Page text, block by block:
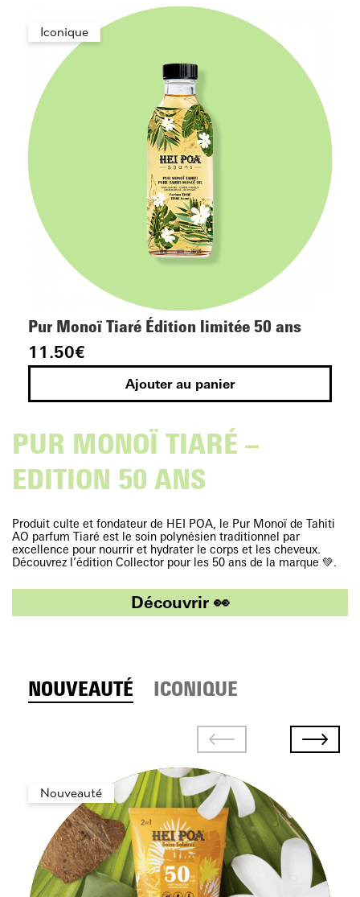
PUR MONOÏ TIARÉ –
EDITION 50 ANS
Produit culte et fondateur de HEI POA, le Pur Monoï de Tahiti
AO parfum Tiaré est le soin polynésien traditionnel par
excellence pour nourrir et hydrater le corps et les cheveux.
Découvrez l’édition Collector pour les 50 ans de la marque 💚.
Découvrir 👀
Iconique
Pur Monoï Tiaré Édition limitée 50 ans
11.50€
Ajouter au panier
NOUVEAUTÉ ICONIQUE
Nouveauté